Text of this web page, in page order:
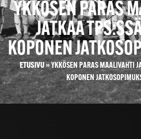
YKKÖSEN PARAS
JATKAA
KOPONEN
ETUSIVU»YKKÖSEN PARAS MAALIVAHTI
KOPONEN